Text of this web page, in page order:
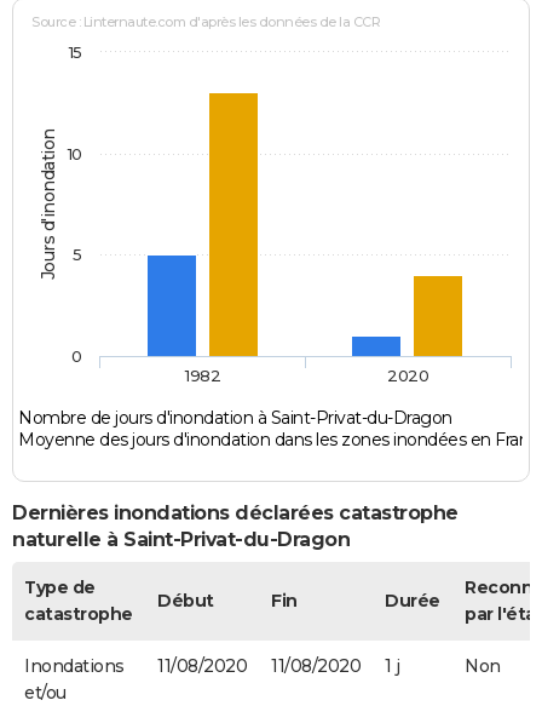
Jours d'inondation
Source : Linternaute.com d'après les données de la CCR
Nombre de jours d'inondation à Saint-Privat-du-Dragon
Moyenne des jours d'inondation dans les zones inondées en
1982 2020
0
5
10
15
Dernières inondations déclarées catastrophe
naturelle à Saint-Privat-du-Dragon
Type de
catastrophe
Début Fin Durée
par l'état
Inondations
et/ou
11/08/2020 11/08/2020 1 j Non